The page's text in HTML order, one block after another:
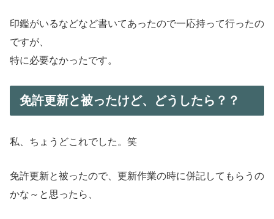
印鑑がいるなどなど書いてあったので一応持って行ったの
ですが、
特に必要なかったです。
免許更新と被ったけど、どうしたら？？
私、ちょうどこれでした。笑
免許更新と被ったので、更新作業の時に併記してもらうの
かな～と思ったら、